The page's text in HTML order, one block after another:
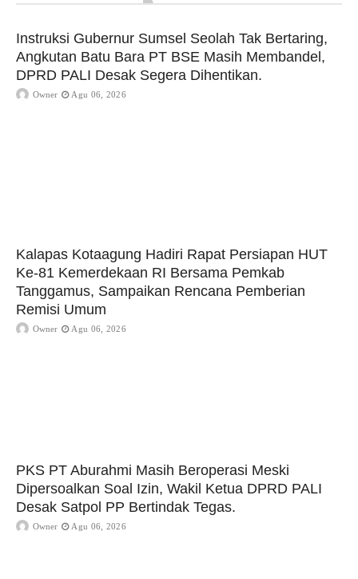
Instruksi Gubernur Sumsel Seolah Tak Bertaring,
Angkutan Batu Bara PT BSE Masih Membandel,
DPRD PALI Desak Segera Dihentikan.
Owner Agu 06, 2026
Kalapas Kotaagung Hadiri Rapat Persiapan HUT
Ke-81 Kemerdekaan RI Bersama Pemkab
Tanggamus, Sampaikan Rencana Pemberian
Remisi Umum
Owner Agu 06, 2026
PKS PT Aburahmi Masih Beroperasi Meski
Dipersoalkan Soal Izin, Wakil Ketua DPRD PALI
Desak Satpol PP Bertindak Tegas.
Owner Agu 06, 2026